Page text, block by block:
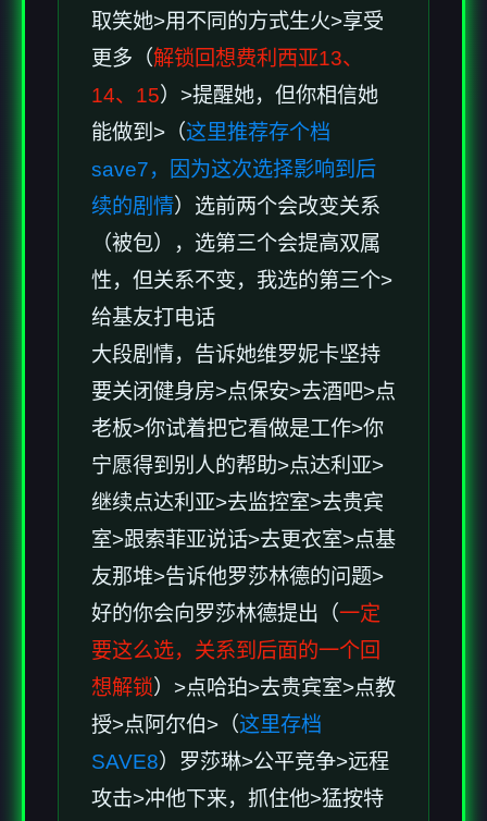
取笑她>用不同的方式生火>享受
更多（解锁回想费利西亚13、
14、15）>提醒她，但你相信她
能做到>（这里推荐存个档
save7，因为这次选择影响到后
续的剧情）选前两个会改变关系
（被包），选第三个会提高双属
性，但关系不变，我选的第三个>
给基友打电话
大段剧情，告诉她维罗妮卡坚持
要关闭健身房>点保安>去酒吧>点
老板>你试着把它看做是工作>你
宁愿得到别人的帮助>点达利亚>
继续点达利亚>去监控室>去贵宾
室>跟索菲亚说话>去更衣室>点基
友那堆>告诉他罗莎林德的问题>
好的你会向罗莎林德提出（一定
要这么选，关系到后面的一个回
想解锁）>点哈珀>去贵宾室>点教
授>点阿尔伯>（这里存档
SAVE8）罗莎琳>公平竞争>远程
攻击>冲他下来，抓住他>猛按特